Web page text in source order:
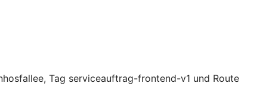
Tag serviceauftrag-frontend-v1 und Route